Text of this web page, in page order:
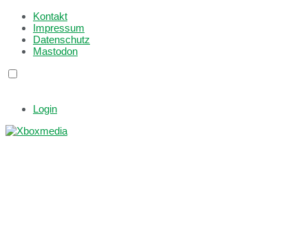
Kontakt
Impressum
Datenschutz
Mastodon
Login